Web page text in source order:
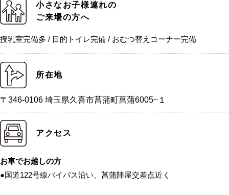
小さなお子様連れの
ご来場の方へ
授乳室完備多 / 目的トイレ完備 / おむつ替えコーナー完備
所在地
〒346-0106 埼玉県久喜市菖蒲町菖蒲6005−１
アクセス
お車でお越しの方
●国道122号線バイパス沿い、菖蒲陣屋交差点近く